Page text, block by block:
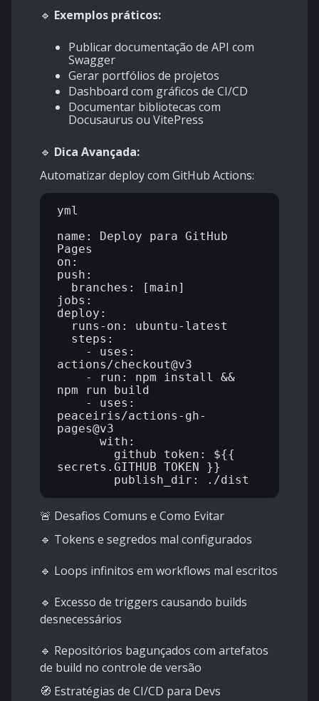
🔹 Exemplos práticos:
Publicar documentação de API com
Swagger
Gerar portfólios de projetos
Dashboard com gráficos de CI/CD
Documentar bibliotecas com
Docusaurus ou VitePress
🔹 Dica Avançada:
Automatizar deploy com GitHub Actions:
yml
name: Deploy para GitHub
Pages
on:
push:
jobs:
deploy:
actions/checkout@v3
npm run build
peaceiris/actions-gh-
pages@v3
secrets.GITHUB_TOKEN }}
🚨 Desafios Comuns e Como Evitar
🔹 Tokens e segredos mal configurados
🔹 Loops infinitos em workflows mal escritos
🔹 Excesso de triggers causando builds
desnecessários
🔹 Repositórios bagunçados com artefatos
de build no controle de versão
🧭 Estratégias de CI/CD para Devs